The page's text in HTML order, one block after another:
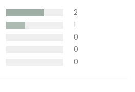
2
1
0
0
0